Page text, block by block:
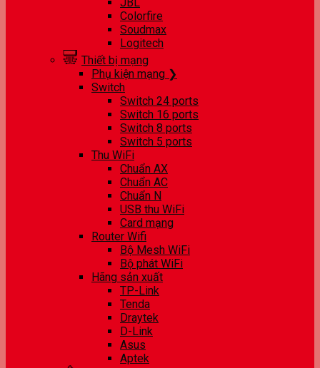
Colorfire
Soudmax
Logitech
Thiết bị mạng
Phụ kiện mạng ❯
Switch
Switch 24 ports
Switch 16 ports
Switch 8 ports
Switch 5 ports
Thu WiFi
Chuẩn AX
Chuẩn AC
Chuẩn N
USB thu WiFi
Card mạng
Router Wifi
Bộ Mesh WiFi
Bộ phát WiFi
Hãng sản xuất
TP-Link
Tenda
Draytek
D-Link
Asus
Aptek